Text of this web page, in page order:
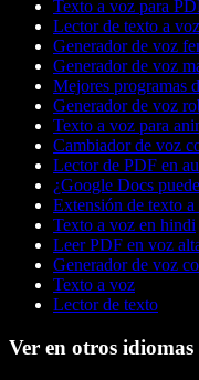
Texto a voz para
Lector de texto a voz
Generador de voz
Generador de voz
Mejores programas
Generador de voz
Texto a voz para
Cambiador de voz
Lector de PDF en
¿Google Docs
Extensión de texto
Texto a voz en hindi
Leer PDF en voz
Generador de voz
Texto a voz
Lector de texto
Ver en otros idiomas